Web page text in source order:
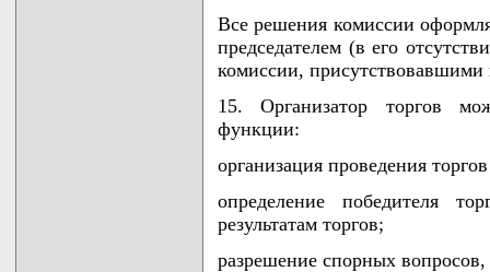
Все решения комиссии
председателем (в его
комиссии, присутствовавшими
15. Организатор торгов
функции:
организация проведения
определение победителя
результатам торгов;
разрешение спорных